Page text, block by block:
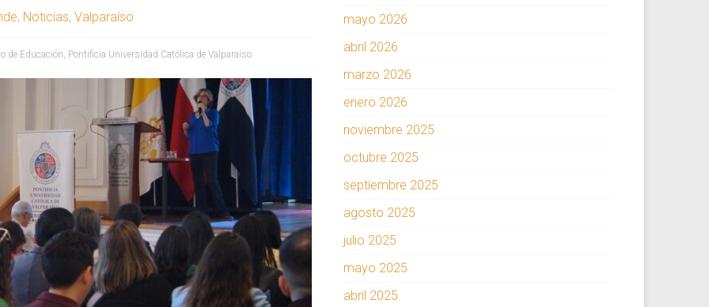
, Noticias, Valparaíso
de Educación, Pontificia Universidad Católica de Valparaíso
mayo 2026
abril 2026
marzo 2026
enero 2026
noviembre 2025
octubre 2025
septiembre 2025
agosto 2025
julio 2025
mayo 2025
abril 2025